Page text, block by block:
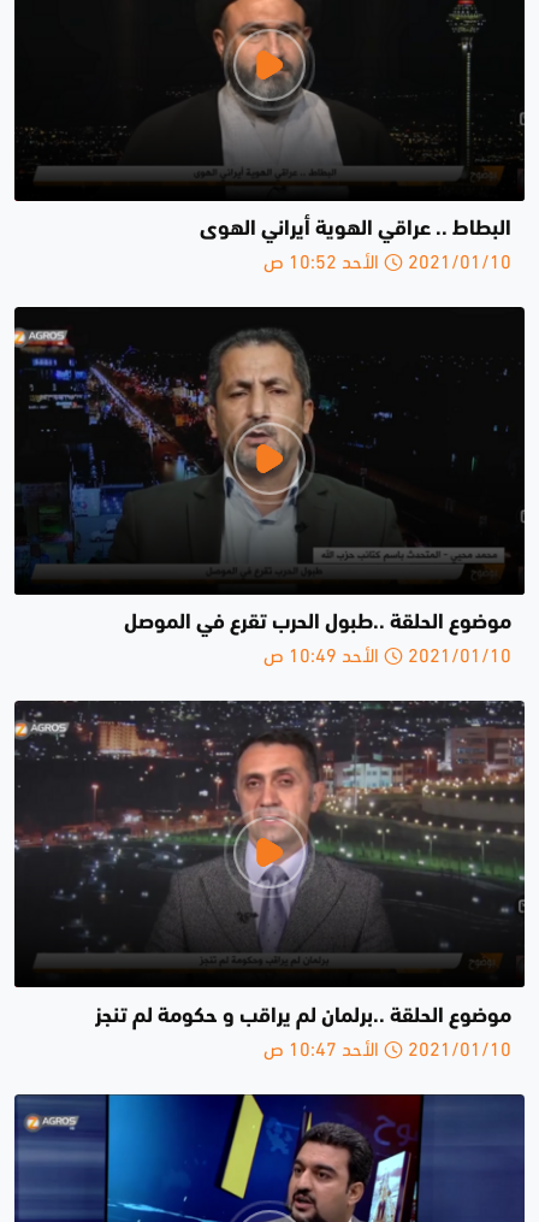
البطاط .. عراقي الهوية أيراني الهوى
2021/01/10 الأحد 10:52 ص
موضوع الحلقة ..طبول الحرب تقرع في الموصل
2021/01/10 الأحد 10:49 ص
موضوع الحلقة ..برلمان لم يراقب و حكومة لم تنجز
2021/01/10 الأحد 10:47 ص